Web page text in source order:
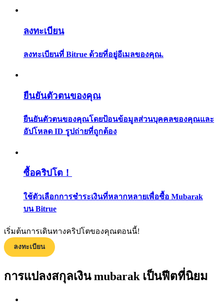
กลยุทธ์การซื้อขาย
เรียนรู้วิธีการรักษาผลกำไร
ลงทะเบียน
ลงทะเบียนที่ Bitrue ด้วยที่อยู่อีเมลของคุณ.
ยืนยันตัวตนของคุณ
ยืนยันตัวตนของคุณโดยป้อนข้อมูลส่วนบุคคลของคุณและ
อัปโหลด ID รูปถ่ายที่ถูกต้อง
ซื้อคริปโต！
ใช้ตัวเลือกการชำระเงินที่หลากหลายเพื่อซื้อ Mubarak
บน Bitrue
เริ่มต้นการเดินทางคริปโตของคุณตอนนี้!
ลงทะเบียน
การแปลงสกุลเงิน mubarak เป็นฟีตที่นิยม